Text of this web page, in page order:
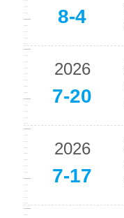
8-4
2026
7-20
2026
7-17